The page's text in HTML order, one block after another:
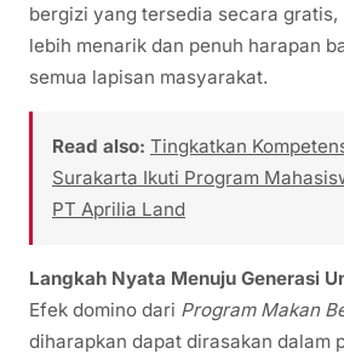
bergizi yang tersedia secara gratis,
lebih menarik dan penuh harapan
semua lapisan masyarakat.
Read also: Tingkatkan
Surakarta Ikuti Program
PT Aprilia Land
Langkah Nyata Menuju Generasi
Efek domino dari Program Makan
diharapkan dapat dirasakan dalam